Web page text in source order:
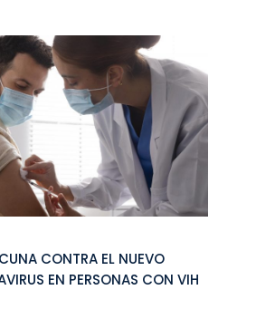
CONTRA EL NUEVO
EN PERSONAS CON VIH